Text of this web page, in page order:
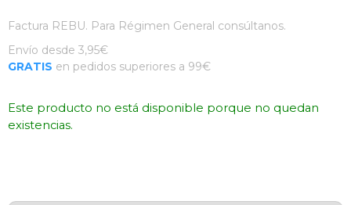
Factura REBU. Para Régimen General consúltanos.
Envío desde 3,95€
GRATIS en pedidos superiores a 99€
Este producto no está disponible porque no quedan
existencias.